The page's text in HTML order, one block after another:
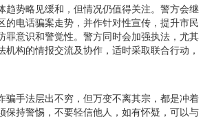
趋势略见缓和，但情况仍值得关注。警方会继
的电话骗案走势，并作针对性宣传，提升市民
罪意识和警觉性。警方同时会加强执法，尤其
机构的情报交流及协作，适时采取联合行动，
骗手法层出不穷，但万变不离其宗，都是冲着
保持警惕，不要轻信他人，如有怀疑，可以与